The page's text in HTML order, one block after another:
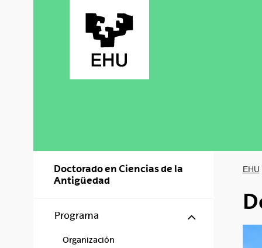
Doctorado en Ciencias de la
Antigüedad
Programa Mostrar/
Organización
EHU